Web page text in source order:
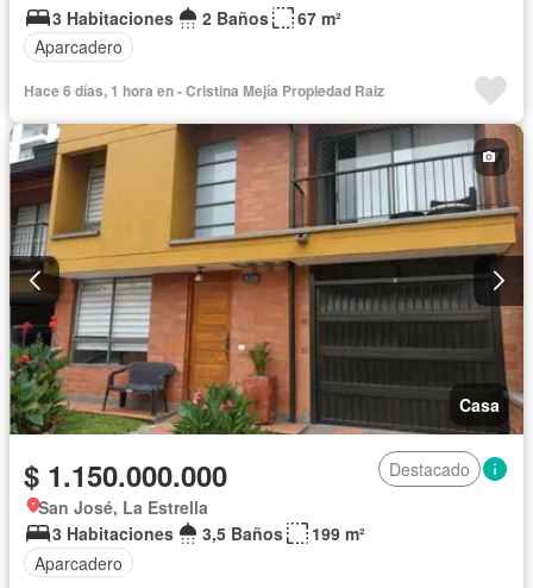
3 Habitaciones
2 Baños
67 m²
Aparcadero
Hace 6 días, 1 hora en - Cristina Mejía Propiedad Raiz
Casa
$ 1.150.000.000
Destacado
San José, La Estrella
3 Habitaciones
3,5 Baños
199 m²
Aparcadero